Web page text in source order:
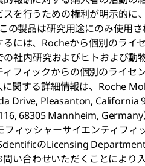
を行うための権利が明示的に
の製品は研究用途にのみ使用
るには、Rocheから個別のライ
社内研究およびヒトおよび動
フィックからの個別のライセ
関する詳細情報は、Roche
Drive, Pleasanton, California
68305 Mannheim, Germany
フィッシャーサイエンティフ
のLicensing
い合わせいただくことにより